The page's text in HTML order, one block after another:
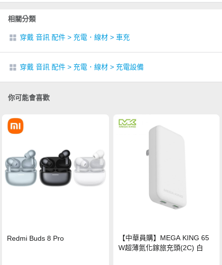
相關分類
穿戴 音訊 配件 > 充電．線材 > 車充
穿戴 音訊 配件 > 充電．線材 > 充電設備
你可能會喜歡
Redmi Buds 8 Pro
【中華員購】MEGA KING 65
W超薄氮化鎵旅充頭(2C) 白